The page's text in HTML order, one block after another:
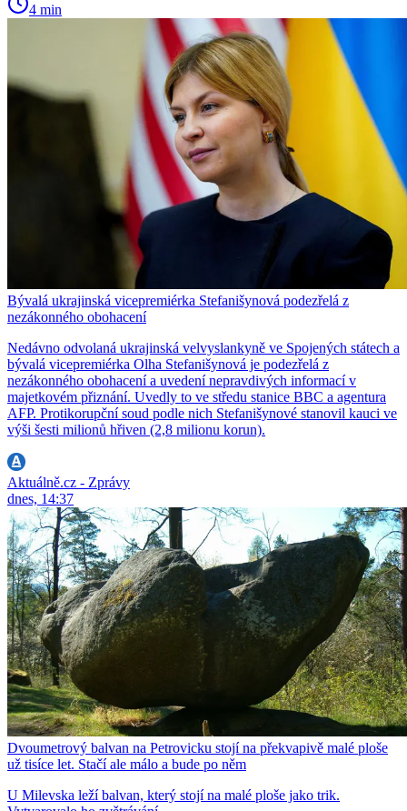
4 min
Bývalá ukrajinská vicepremiérka Stefanišynová podezřelá z
nezákonného obohacení
Nedávno odvolaná ukrajinská velvyslankyně ve Spojených státech a
bývalá vicepremiérka Olha Stefanišynová je podezřelá z
nezákonného obohacení a uvedení nepravdivých informací v
majetkovém přiznání. Uvedly to ve středu stanice BBC a agentura
AFP. Protikorupční soud podle nich Stefanišynové stanovil kauci ve
výši šesti milionů hřiven (2,8 milionu korun).
Aktuálně.cz - Zprávy
dnes, 14:37
Dvoumetrový balvan na Petrovicku stojí na překvapivě malé ploše
už tisíce let. Stačí ale málo a bude po něm
U Milevska leží balvan, který stojí na malé ploše jako trik.